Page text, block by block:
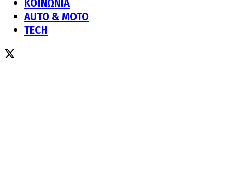
ΚΟΙΝΩΝΙΑ
AUTO & MOTO
TECH